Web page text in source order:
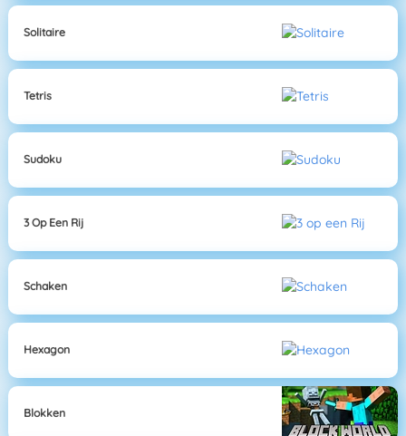
Solitaire
Tetris
Sudoku
3 Op Een Rij
Schaken
Hexagon
Blokken